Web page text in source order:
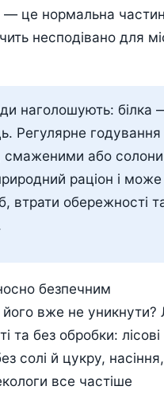
— це нормальна
несподівано для
наголошують: білка
Регулярне годування
смаженими або
раціон і може
втрати обережності
безпечним
вже не
та без обробки: лісові
солі й цукру, насіння,
все частіше